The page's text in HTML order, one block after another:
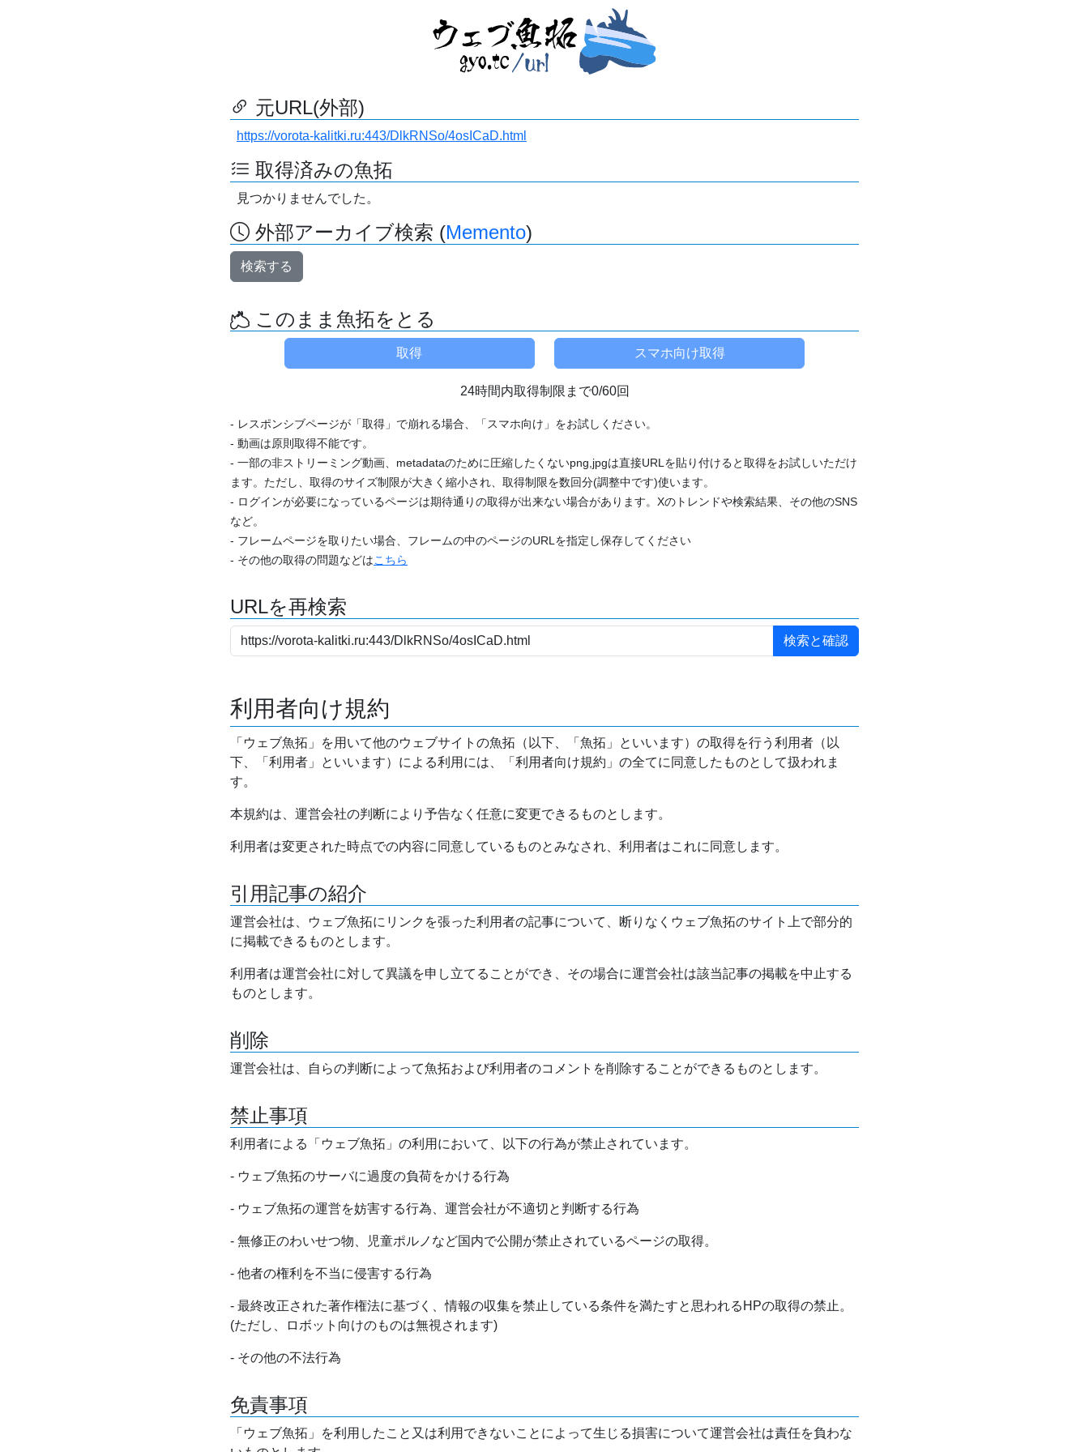
元URL(外部)
https://vorota-kalitki.ru:443/DlkRNSo/4osICaD.html
取得済みの魚拓
見つかりませんでした。
外部アーカイブ検索 (Memento)
検索する
このまま魚拓をとる
24時間内取得制限まで0/60回
- レスポンシブページが「取得」で崩れる場合、「スマホ向け」をお試しください。
- 動画は原則取得不能です。
- 一部の非ストリーミング動画、metadataのために圧縮したくないpng,jpgは直接URLを貼り付けると取得をお試しいただけ
ます。ただし、取得のサイズ制限が大きく縮小され、取得制限を数回分(調整中です)使います。
- ログインが必要になっているページは期待通りの取得が出来ない場合があります。Xのトレンドや検索結果、その他のSNS
など。
- フレームページを取りたい場合、フレームの中のページのURLを指定し保存してください
- その他の取得の問題などはこちら
URLを再検索
利用者向け規約
「ウェブ魚拓」を用いて他のウェブサイトの魚拓（以下、「魚拓」といいます）の取得を行う利用者（以
下、「利用者」といいます）による利用には、「利用者向け規約」の全てに同意したものとして扱われま
す。
本規約は、運営会社の判断により予告なく任意に変更できるものとします。
利用者は変更された時点での内容に同意しているものとみなされ、利用者はこれに同意します。
引用記事の紹介
運営会社は、ウェブ魚拓にリンクを張った利用者の記事について、断りなくウェブ魚拓のサイト上で部分的
に掲載できるものとします。
利用者は運営会社に対して異議を申し立てることができ、その場合に運営会社は該当記事の掲載を中止する
ものとします。
削除
運営会社は、自らの判断によって魚拓および利用者のコメントを削除することができるものとします。
禁止事項
利用者による「ウェブ魚拓」の利用において、以下の行為が禁止されています。
- ウェブ魚拓のサーバに過度の負荷をかける行為
- ウェブ魚拓の運営を妨害する行為、運営会社が不適切と判断する行為
- 無修正のわいせつ物、児童ポルノなど国内で公開が禁止されているページの取得。
- 他者の権利を不当に侵害する行為
- 最終改正された著作権法に基づく、情報の収集を禁止している条件を満たすと思われるHPの取得の禁止。
(ただし、ロボット向けのものは無視されます)
- その他の不法行為
免責事項
「ウェブ魚拓」を利用したこと又は利用できないことによって生じる損害について運営会社は責任を負わな